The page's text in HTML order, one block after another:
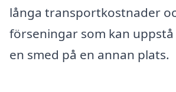
långa transportkostnader
förseningar som kan
en smed på en annan plats.